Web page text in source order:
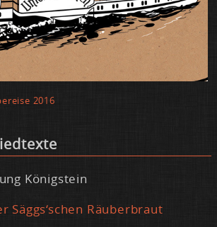
2016
Kö­nig­stein
Säggs‘schen Räu­ber­braut